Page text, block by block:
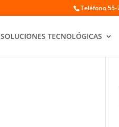
Teléfono 55-
SOLUCIONES TECNOLÓGICAS